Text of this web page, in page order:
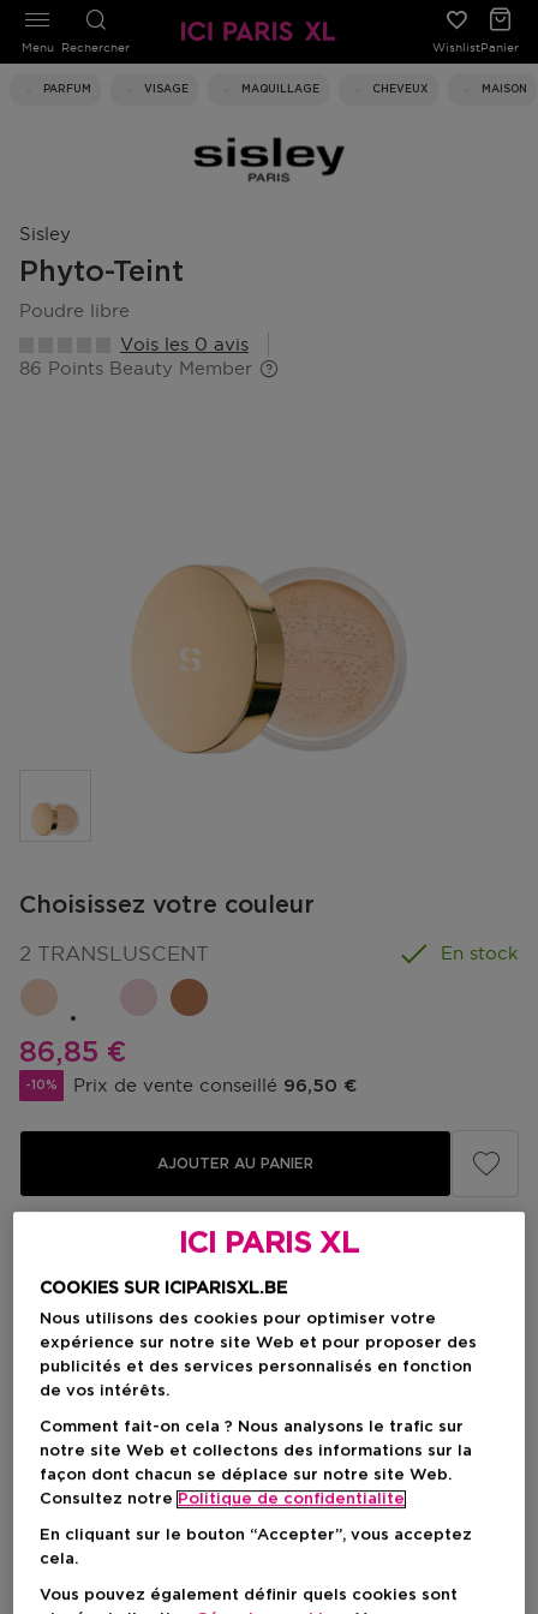
Rechercher WishlistPanier
PARFUM VISAGE MAQUILLAGE CHEVEUX MAISON
Menu
Sisley
Phyto-Teint
poudre libre
Vois les 0 avis
86 Points Beauty Member
Choisissez votre couleur
2 TRANSLUSCENT En stock
Prix promotionnel
86,85 €
-10% Prix de vente conseillé 96,50 €
AJOUTER AU PANIER
Livraison à domicile
En stock-
Retrait en magasin
Retrait dans un magasin près de chez vous.
Selectionner un magasin
Brève description
Traitement de l'état de la peau
Eclaircissant Fixer
ICI PARIS XL
COOKIES SUR ICIPARISXL.BE
Nous utilisons des cookies pour optimiser votre
expérience sur notre site Web et pour proposer des
publicités et des services personnalisés en fonction
de vos intérêts.
Comment fait-on cela ? Nous analysons le trafic sur
notre site Web et collectons des informations sur la
façon dont chacun se déplace sur notre site Web.
Consultez notre Politique de confidentialite
En cliquant sur le bouton “Accepter”, vous acceptez
cela.
Vous pouvez également définir quels cookies sont